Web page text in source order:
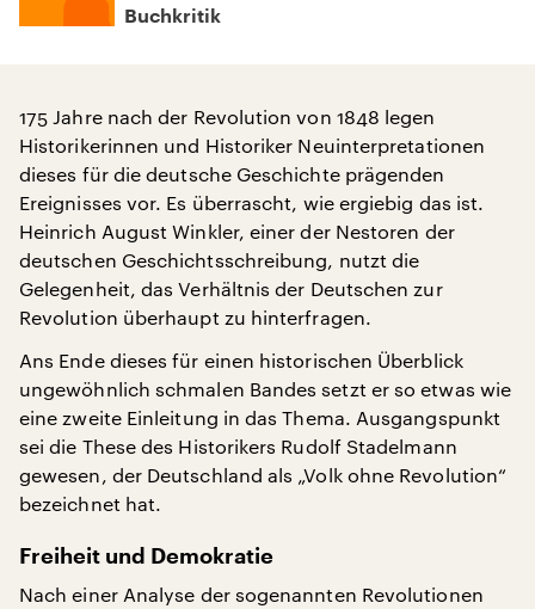
Buchkritik
175 Jahre nach der Revolution von 1848 legen
Historikerinnen und Historiker Neuinterpretationen
dieses für die deutsche Geschichte prägenden
Ereignisses vor. Es überrascht, wie ergiebig das ist.
Heinrich August Winkler, einer der Nestoren der
deutschen Geschichtsschreibung, nutzt die
Gelegenheit, das Verhältnis der Deutschen zur
Revolution überhaupt zu hinterfragen.
Ans Ende dieses für einen historischen Überblick
ungewöhnlich schmalen Bandes setzt er so etwas wie
eine zweite Einleitung in das Thema. Ausgangspunkt
sei die These des Historikers Rudolf Stadelmann
gewesen, der Deutschland als „Volk ohne Revolution“
bezeichnet hat.
Freiheit und Demokratie
Nach einer Analyse der sogenannten Revolutionen